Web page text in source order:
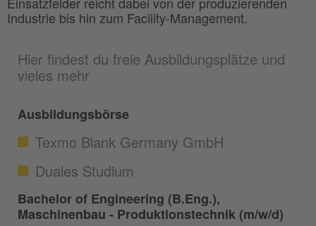
Hier findest du freie Ausbildungsplätze und
vieles mehr
Ausbildungsbörse
Texmo Blank Germany GmbH
Duales Studium
Bachelor of Engineering (B.Eng.),
Maschinenbau - Produktionstechnik (m/w/d)
Industrie bis hin zum Facility-Management.